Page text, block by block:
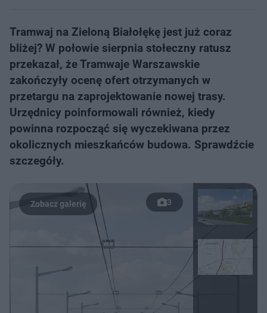
Tramwaj na Zieloną Białołękę jest już coraz
bliżej? W połowie sierpnia stołeczny ratusz
przekazał, że Tramwaje Warszawskie
zakończyły ocenę ofert otrzymanych w
przetargu na zaprojektowanie nowej trasy.
Urzędnicy poinformowali również, kiedy
powinna rozpocząć się wyczekiwana przez
okolicznych mieszkańców budowa. Sprawdźcie
szczegóły.
3